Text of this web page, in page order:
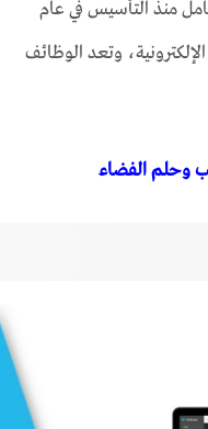
العاملين بالمقر الرئيسي للشركة في سان فرانسيسكو 98 عامل منذ التأسيس في عام
الإلكترونية، وتعد الوظائف
وحلم الفضاء